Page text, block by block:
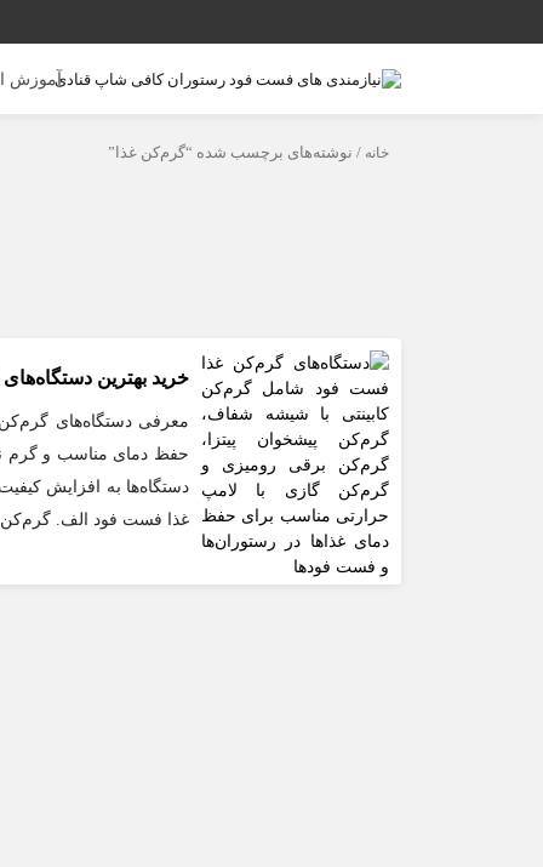
آموزش
خانه / نوشته‌های برچسب شده “گرم‌کن غذا”
خرید بهترین
معرفی دستگاه‌های
حفظ دمای مناسب و گرم
دستگاه‌ها به افزایش
غذا فست فود الف. گرم‌کن‌